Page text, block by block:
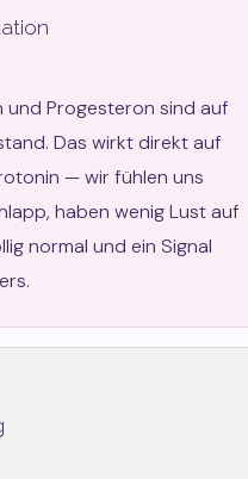
und Progesteron sind auf
Das wirkt direkt auf
— wir fühlen uns
haben wenig Lust auf
normal und ein Signal